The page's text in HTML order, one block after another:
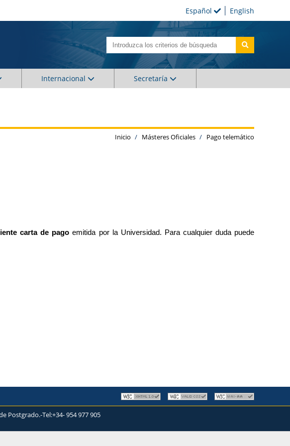
English
Español
Internacional Secretaría
Inicio Másteres Oficiales Pago telemático
carta de pago emitida por la Universidad. Para cualquier duda puede
Postgrado.-Tel:+34- 954 977 905